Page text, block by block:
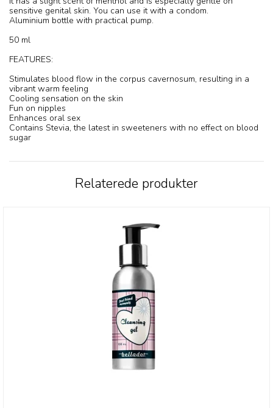
sensitive genital skin. You can use it with a condom.
Aluminium bottle with practical pump.
50 ml
FEATURES:
Stimulates blood flow in the corpus cavernosum, resulting in a
vibrant warm feeling
Cooling sensation on the skin
Fun on nipples
Enhances oral sex
Contains Stevia, the latest in sweeteners with no effect on blood
sugar
Relaterede produkter